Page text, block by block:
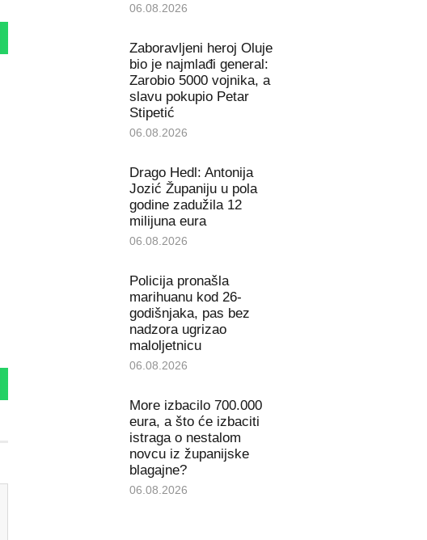
06.08.2026
Zaboravljeni heroj Oluje
bio je najmlađi general:
Zarobio 5000 vojnika, a
slavu pokupio Petar
Stipetić
06.08.2026
Drago Hedl: Antonija
Jozić Županiju u pola
godine zadužila 12
milijuna eura
06.08.2026
Policija pronašla
marihuanu kod 26-
godišnjaka, pas bez
nadzora ugrizao
maloljetnicu
06.08.2026
More izbacilo 700.000
eura, a što će izbaciti
istraga o nestalom
novcu iz županijske
blagajne?
06.08.2026